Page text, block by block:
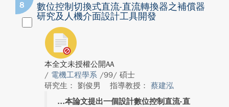
8
數位控制切換式直流-直流轉換器之補償器
研究及人機介面設計工具開發
本全文未授權公開AA
/ 電機工程學系 /99/ 碩士
研究生： 劉俊男
指導教授： 蔡建泓
本論文提出一個設計數位控制直流-直